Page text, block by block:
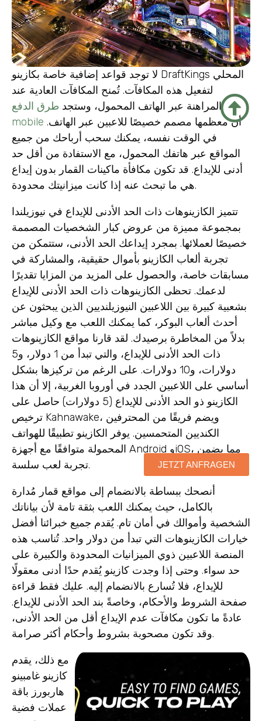
لا توجد قواعد إضافية خاصة بكازينو DraftKings المحلي
لتفعيل هذه المكافآت. تُمنح المكافآت العادية عند
المراهنة عبر الهاتف المحمول، وستجد طرق الدفع
mobile
في الوقت نفسه، يمكنك سحب أرباحك من جميع
المواقع عبر هاتفك المحمول، مع الاستفادة من أقل حد
أدنى للإيداع. قد تكون مكافأة ماكينات القمار بدون إيداع
هي ما تبحث عنه إذا كانت ميزانيتك محدودة.
تتميز الكازينوهات ذات الحد الأدنى للإيداع في نيوزيلندا
بمجموعة مميزة من عروض كبار الشخصيات المصممة
خصيصًا لعملائها. بمجرد إيداعك الحد الأدنى، ستتمكن من
تجربة ألعاب الكازينو بأموال حقيقية، والمشاركة في
مسابقات خاصة، والحصول على المزيد من المزايا تقديرًا
لدعمك. تحظى الكازينوهات ذات الحد الأدنى للإيداع
بشعبية كبيرة بين اللاعبين النيوزيلنديين الذين يبحثون عن
أحدث ألعاب البوكر، كما يمكنك اللعب مع وكيل مباشر
بدلاً من المخاطرة برصيدك. لقد قارنا مواقع الكازينوهات
ذات الحد الأدنى للإيداع، والتي تبدأ من 1 دولار، و5
دولارات، و10 دولارات. على الرغم من تركيزها بشكل
أساسي على اللاعبين الجدد في أوروبا الغربية، إلا أن هذا
الكازينو ذو الحد الأدنى للإيداع (5 دولارات) حاصل على
ترخيص Kahnawake، ويضم فريقًا من المحترفين
الكنديين المتحمسين. يوفر الكازينو تطبيقًا للهواتف
المحمولة متوافقًا مع أجهزة Android وiOS، مما يضمن
تجربة لعب سلسة.
أنصحك ببساطة بالانضمام إلى مواقع قمار مُدارة
بالكامل، حيث يمكنك اللعب بثقة تامة لأن بياناتك
الشخصية وأموالك في أمان تام. يُقدم جميع خبرائنا أفضل
خيارات الكازينوهات التي تبدأ من دولار واحد. تُناسب هذه
المنصة اللاعبين ذوي الميزانيات المحدودة والكبيرة على
حد سواء. وحتى إذا وجدت كازينو يُقدم حدًا أدنى معقولًا
للإيداع، فلا تُسارع بالانضمام إليه. عليك فقط قراءة
صفحة الشروط والأحكام، وخاصةً بند الحد الأدنى للإيداع.
عادةً ما تكون مكافآت عدم الإيداع أقل من الحد الأدنى،
وقد تكون مصحوبة بشروط وأحكام أكثر صرامة.
مع ذلك، يقدم
كازينو غامبينو
هاربورز باقة
عملات فضية
JETZT ANFRAGEN